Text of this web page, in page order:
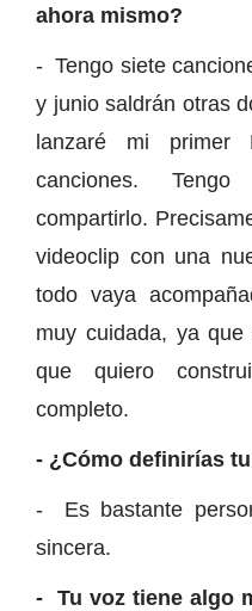
ahora mismo?
- Tengo siete
y junio saldrán otras
lanzaré mi primer
canciones.
compartirlo.
videoclip con una
todo vaya
muy cuidada, ya
que quiero
completo.
- ¿Cómo definirías
- Es bastante
sincera.
- Tu voz tiene algo